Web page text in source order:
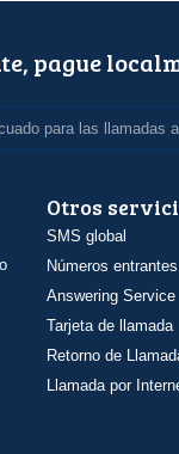
pague
para las llamadas
Otros
SMS global
Números entrantes
Answering Service
Tarjeta de llamada
Retorno de
Llamada por